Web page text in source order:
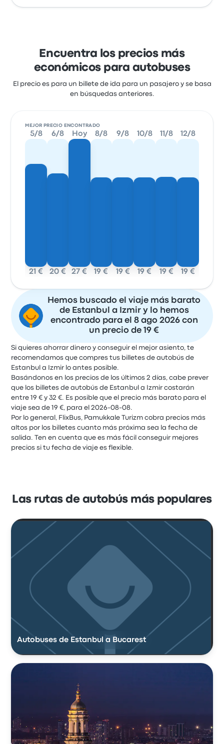
Encuentra los precios más
económicos para autobuses
El precio es para un billete de ida para un pasajero y se basa
en búsquedas anteriores.
MEJOR PRECIO ENCONTRADO
5/8
21 €
6/8
20 €
Hoy
27 €
8/8
19 €
9/8
19 €
10/8
19 €
11/8
19 €
12/8
19 €
Hemos buscado el viaje más barato
de Estanbul a Izmir y lo hemos
encontrado para el 8 ago 2026 con
un precio de 19 €
Si quieres ahorrar dinero y conseguir el mejor asiento, te
recomendamos que compres tus billetes de autobús de
Estanbul a Izmir lo antes posible.
Basándonos en los precios de los últimos 2 días, cabe prever
que los billetes de autobús de Estanbul a Izmir costarán
entre 19 € y 32 €. Es posible que el precio más barato para el
viaje sea de 19 €, para el 2026-08-08.
Por lo general, FlixBus, Pamukkale Turizm cobra precios más
altos por los billetes cuanto más próxima sea la fecha de
salida. Ten en cuenta que es más fácil conseguir mejores
precios si tu fecha de viaje es flexible.
Las rutas de autobús más populares
Autobuses de Estanbul a Bucarest